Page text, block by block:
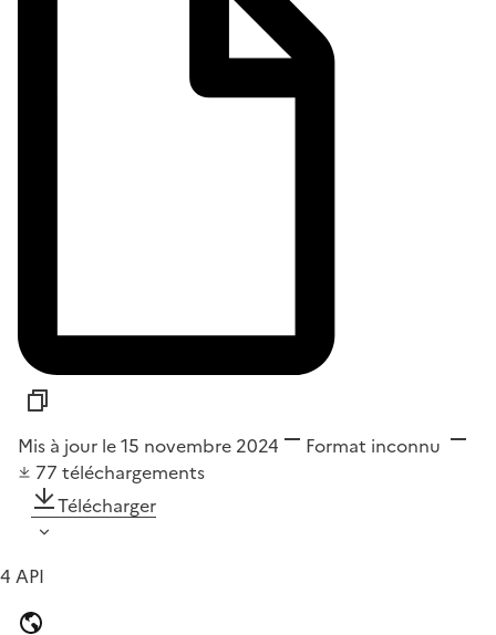
Mis à jour le 15 novembre 2024 Format inconnu
77 téléchargements
Télécharger
4 API